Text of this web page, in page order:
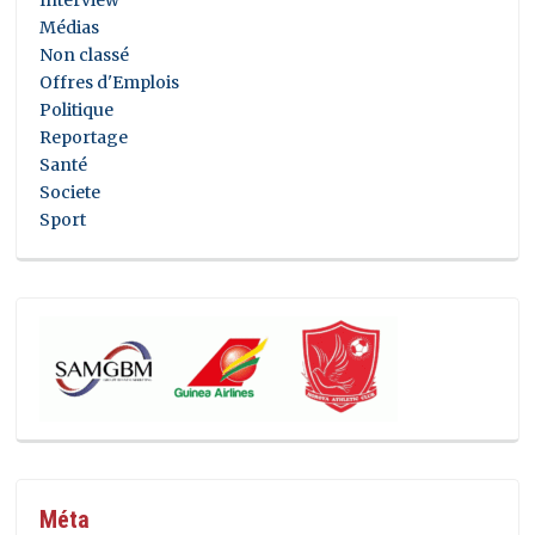
Médias
Non classé
Offres d'Emplois
Politique
Reportage
Santé
Societe
Sport
Méta